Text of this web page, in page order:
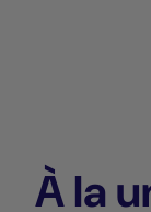
À la